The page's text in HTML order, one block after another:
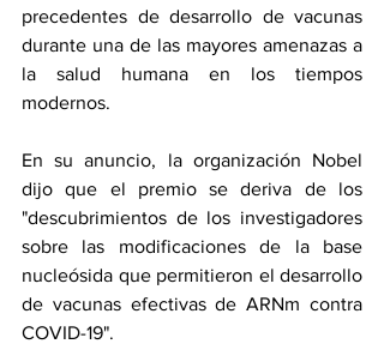
precedentes de desarrollo de vacunas
durante una de las mayores amenazas a
la salud humana en los tiempos
modernos.
En su anuncio, la organización Nobel
dijo que el premio se deriva de los
"descubrimientos de los investigadores
sobre las modificaciones de la base
nucleósida que permitieron el desarrollo
de vacunas efectivas de ARNm contra
COVID-19".